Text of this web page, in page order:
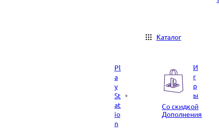
Каталог
Pl
a
y
St
at
io
n
И
г
р
ы
Со скидкой
Дополнения